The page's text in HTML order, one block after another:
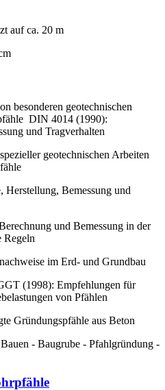
auf ca. 20 m
besonderen geotechnischen
DIN 4014 (1990):
und Tragverhalten
geotechnischen Arbeiten
Bemessung und
und Bemessung in der
Regeln
im Erd- und Grundbau
(1998): Empfehlungen für
von Pfählen
Gründungspfähle aus Beton
- Baugrube - Pfahlgründung -